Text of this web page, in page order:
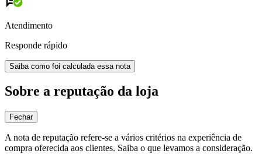
Atendimento
Responde rápido
Saiba como foi calculada essa nota
Sobre a reputação da loja
Fechar
A nota de reputação refere-se a vários critérios na experiência de
compra oferecida aos clientes. Saiba o que levamos a consideração.